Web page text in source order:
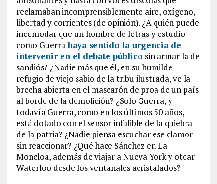
reclamaban incomprensiblemente aire, oxígeno,
libertad y corrientes (de opinión). ¿A quién puede
incomodar que un hombre de letras y estudio
como Guerrahaya sentido la urgencia de
intervenir en el debate público sin armar la de
sandiós? ¿Nadie más que él, en su humilde
refugio de viejo sabio de la tribu ilustrada, ve la
brecha abierta en el mascarón de proa de un país
al borde de la demolición? ¿Solo Guerra, y
todavía Guerra, como en los últimos 50 años,
está dotado con el sensor infalible de la quiebra
de la patria? ¿Nadie piensa escuchar ese clamor
sin reaccionar? ¿Qué hace Sánchez en La
Moncloa, además de viajar a Nueva York y otear
Waterloo desde los ventanales acristalados?